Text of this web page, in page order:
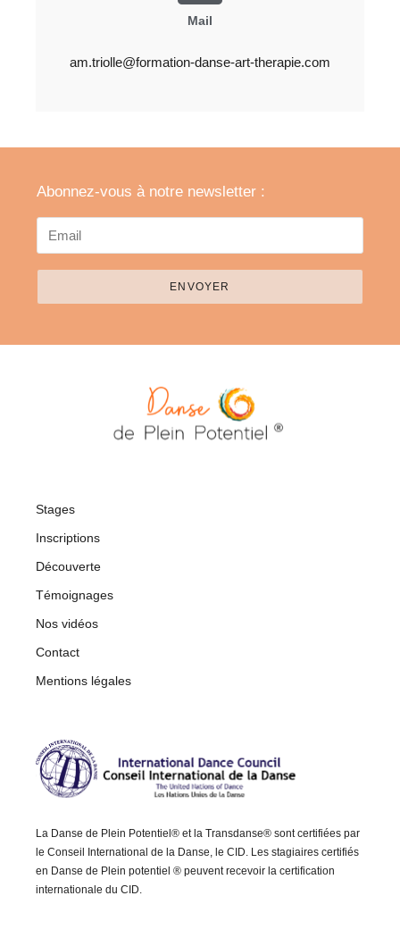
Mail
am.triolle@formation-danse-art-therapie.com
Abonnez-vous à notre newsletter :
ENVOYER
Stages
Inscriptions
Découverte
Témoignages
Nos vidéos
Contact
Mentions légales
La Danse de Plein Potentiel® et la Transdanse® sont certifiées par
le Conseil International de la Danse, le CID. Les stagiaires certifiés
en Danse de Plein potentiel ® peuvent recevoir la certification
internationale du CID.